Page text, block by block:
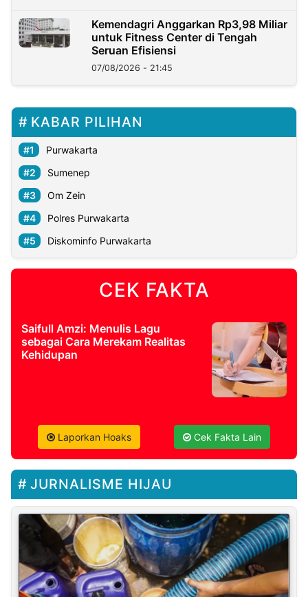
Kemendagri Anggarkan Rp3,98 Miliar
untuk Fitness Center di Tengah
Seruan Efisiensi
07/08/2026 - 21:45
KABAR PILIHAN
Purwakarta
Sumenep
Om Zein
Polres Purwakarta
Diskominfo Purwakarta
CEK FAKTA
Saifull Amzi: Menulis Lagu
sebagai Cara Merekam Realitas
Kehidupan
Laporkan Hoaks Cek Fakta Lain
JURNALISME HIJAU